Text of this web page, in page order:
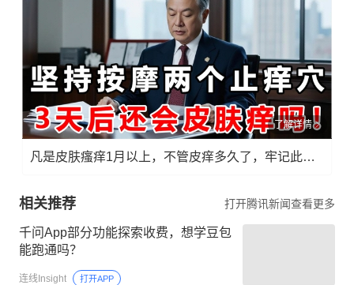
了解详情
凡是皮肤瘙痒1月以上，不管皮痒多久了，牢记此法，快！准！狠！
相关推荐 打开腾讯新闻查看更多
千问App部分功能探索收费，想学豆包
能跑通吗？
连线Insight 打开APP